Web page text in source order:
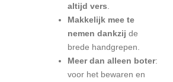
altijd vers
Makkelijk mee te
nemen dankzij de
brede handgrepen.
Meer dan alleen boter:
voor het bewaren en